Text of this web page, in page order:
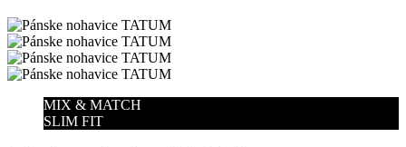
MIX & MATCH
SLIM FIT